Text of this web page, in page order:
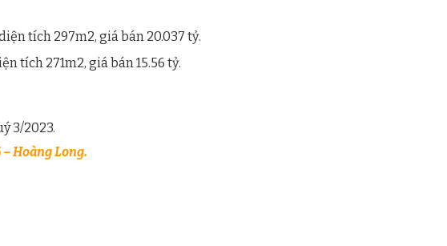
tích 297m2, giá bán 20.037 tỷ.
tích 271m2, giá bán 15.56 tỷ.
3/2023.
Hoàng Long.